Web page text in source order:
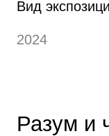
Вид
2024
Разум и